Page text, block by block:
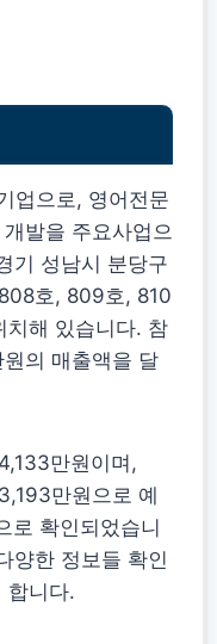
업으로, 영어전문
발을 주요사업으
기 성남시 분당구
호, 809호, 810
치해 있습니다. 참
의 매출액을 달
만원이며,
만원으로 예
로 확인되었습니
양한 정보들 확인
합니다.